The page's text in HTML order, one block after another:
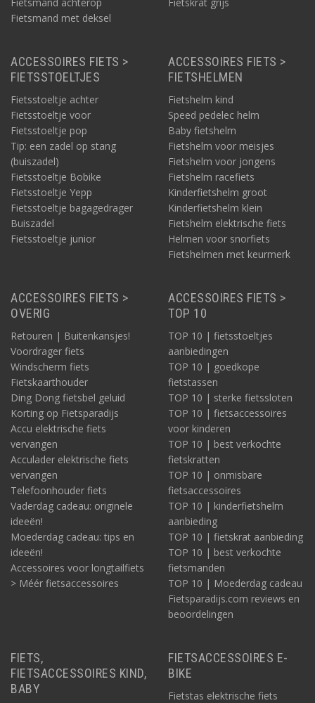
Fietsmand met deksel
ACCESSOIRES FIETS >
FIETSSTOELTJES
Fietsstoeltje achter
Fietsstoeltje voor
Fietsstoeltje pop
Tip: een zadel op stang
(buiszadel)
Fietsstoeltje Bobike
Fietsstoeltje Yepp
Fietsstoeltje bagagedrager
Buiszadel
Fietsstoeltje junior
ACCESSOIRES FIETS >
FIETSHELMEN
Fietshelm kind
Speed pedelec helm
Baby fietshelm
Fietshelm voor meisjes
Fietshelm voor jongens
Fietshelm racefiets
Kinderfietshelm groot
Kinderfietshelm klein
Fietshelm elektrische fiets
Helmen voor snorfiets
Fietshelmen met keurmerk
ACCESSOIRES FIETS >
OVERIG
Retouren | Buitenkansjes!
Voordrager fiets
Windscherm fiets
Fietskaarthouder
Ding Dong fietsbel geluid
Korting op Fietsparadijs
Accu elektrische fiets
vervangen
Acculader elektrische fiets
vervangen
Telefoonhouder fiets
Vaderdag cadeau: originele
ideeën!
Moederdag cadeau: tips en
ideeën!
Accessoires voor longtailfiets
> Méér fietsaccessoires
ACCESSOIRES FIETS >
TOP 10
TOP 10 | fietsstoeltjes
aanbiedingen
TOP 10 | goedkope
fietstassen
TOP 10 | sterke fietssloten
TOP 10 | fietsaccessoires
voor kinderen
TOP 10 | best verkochte
fietskratten
TOP 10 | onmisbare
fietsaccessoires
TOP 10 | kinderfietshelm
aanbieding
TOP 10 | fietskrat aanbieding
TOP 10 | best verkochte
fietsmanden
TOP 10 | Moederdag cadeau
Fietsparadijs.com reviews en
beoordelingen
FIETS,
FIETSACCESSOIRES KIND,
BABY
FIETSACCESSOIRES E-
BIKE
Fietstas elektrische fiets